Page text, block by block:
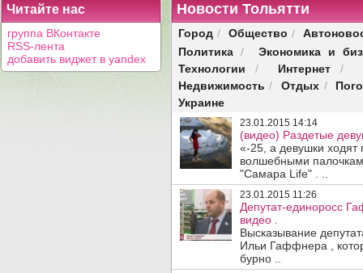
Читайте нас
группа ВКонтакте
RSS-лента
добавить виджет в yandex
Новости Тольятти
Город / Общество /
Политика /
Экономика и
Технологии / Интернет/
Недвижимость / Отдых /
Украине
23.01.2015 14:14
(видео) Раздетые
«-25, а девушки ходят
волшебными
"Самара Life" . ..
23.01.2015 11:26
Депутат-единоросс
видео .
Высказывание
Ильи Гаффнера ,
бурно ..